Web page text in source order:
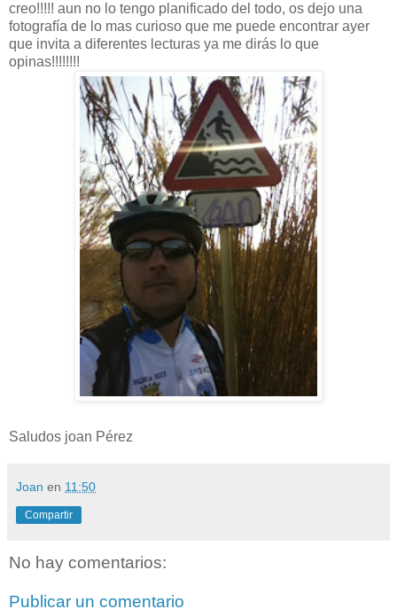
creo!!!!! aun no lo tengo planificado del todo, os dejo una
fotografía de lo mas curioso que me puede encontrar ayer
que invita a diferentes lecturas ya me dirás lo que
opinas!!!!!!!!
Saludos joan Pérez
Joan en 11:50
Compartir
No hay comentarios:
Publicar un comentario